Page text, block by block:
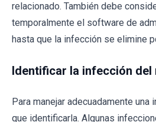
relacionado. También debe
temporalmente el software de
hasta que la infección se elimine
Identificar la infección del
Para manejar adecuadamente una
que identificarla. Algunas